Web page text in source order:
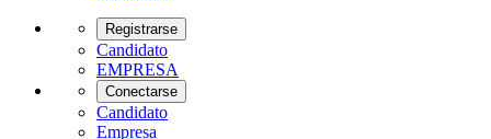
Registrarse
Candidato
EMPRESA
Conectarse
Candidato
Empresa